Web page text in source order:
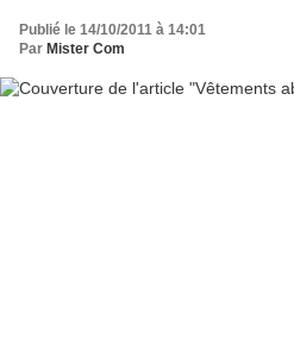
Publié le 14/10/2011 à 14:01
Par Mister Com